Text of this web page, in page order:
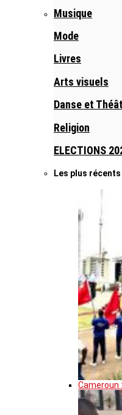
Musique
Mode
Livres
Arts visuels
Danse et
Religion
ELECTIONS
Les plus récents
Cameroun